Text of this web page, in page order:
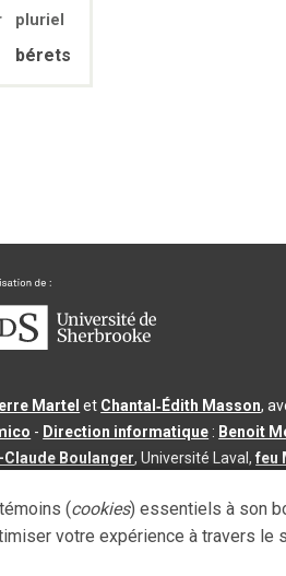
pluriel
bérets
Martel et Chantal‑Édith Masson,
- Direction informatique : Benoit
Claude Boulanger, Université Laval,feu
|3.2.2- Dernière mise à jour du
(cookies) essentiels à son
votre expérience à travers le